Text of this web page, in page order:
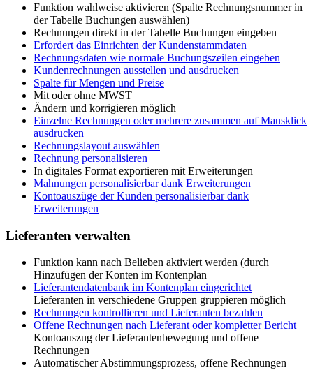
Funktion wahlweise aktivieren (Spalte Rechnungsnummer in
der Tabelle Buchungen auswählen)
Rechnungen direkt in der Tabelle Buchungen eingeben
Erfordert das Einrichten der Kundenstammdaten
Rechnungsdaten wie normale Buchungszeilen eingeben
Kundenrechnungen ausstellen und ausdrucken
Spalte für Mengen und Preise
Mit oder ohne MWST
Ändern und korrigieren möglich
Einzelne Rechnungen oder mehrere zusammen auf Mausklick
ausdrucken
Rechnungslayout auswählen
Rechnung personalisieren
In digitales Format exportieren mit Erweiterungen
Mahnungen personalisierbar dank Erweiterungen
Kontoauszüge der Kunden personalisierbar dank
Erweiterungen
Lieferanten verwalten
Funktion kann nach Belieben aktiviert werden (durch
Hinzufügen der Konten im Kontenplan
Lieferantendatenbank im Kontenplan eingerichtet
Lieferanten in verschiedene Gruppen gruppieren möglich
Rechnungen kontrollieren und Lieferanten bezahlen
Offene Rechnungen nach Lieferant oder kompletter Bericht
Kontoauszug der Lieferantenbewegung und offene
Rechnungen
Automatischer Abstimmungsprozess, offene Rechnungen